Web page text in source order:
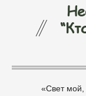
«Свет мой,